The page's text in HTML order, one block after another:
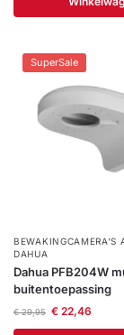
SuperSale
BEWAKINGCAMERA'S
DAHUA
Dahua PFB204W
buitentoepassing
€29,95 €22,46